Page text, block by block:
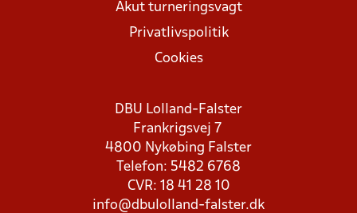
Akut turneringsvagt
Privatlivspolitik
Cookies
DBU Lolland-Falster
Frankrigsvej 7
4800 Nykøbing Falster
Telefon: 5482 6768
CVR: 18 41 28 10
info@dbulolland-falster.dk